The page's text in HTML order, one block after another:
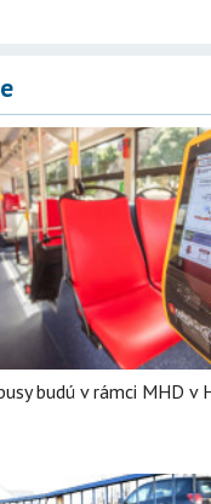
budú v rámci MHD v